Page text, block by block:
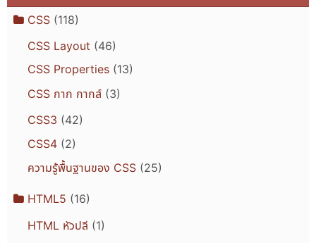
CSS(118)
CSS Layout (46)
CSS Properties(13)
CSS กาก กากส์(3)
CSS3 (42)
CSS4(2)
ความรู้พื้นฐานของ CSS(25)
HTML5 (16)
HTML หัวปลี (1)